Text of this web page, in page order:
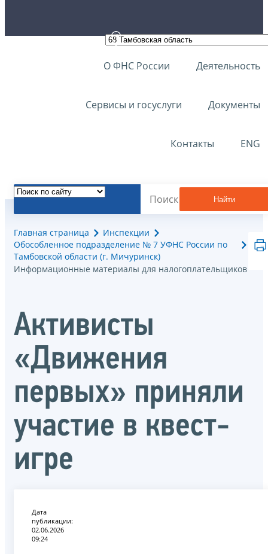
О ФНС России Деятельность
Сервисы и госуслуги Документы
Контакты ENG
Найти
Главная страница
Инспекции
Обособленное подразделение № 7 УФНС России по
Тамбовской области (г. Мичуринск)
Информационные материалы для налогоплательщиков
Активисты
«Движения
первых» приняли
участие в квест-
игре
Дата
публикации:
02.06.2026
09:24